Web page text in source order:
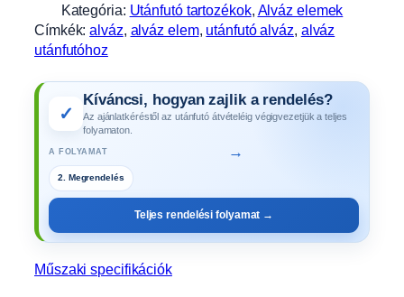
r
é
z
L
F
Kategória: Utánfutó tartozékok, Alváz elemek
Címkék:alváz, alváz elem, utánfutó alváz, alváz
utánfutóhoz
✓
Kíváncsi, hogyan zajlik a rendelés?
Az ajánlatkéréstől az utánfutó átvételéig végigvezetjük a teljes
folyamaton.
A FOLYAMAT →
Teljes rendelési folyamat →
Műszaki specifikációk